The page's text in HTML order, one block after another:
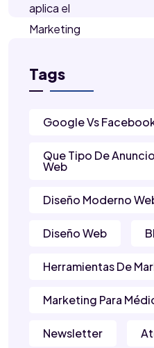
Tags
Google Vs
Que Tipo De
Web
Diseño Moderno
Diseño Web
Herramientas De
Marketing Para
Newsletter